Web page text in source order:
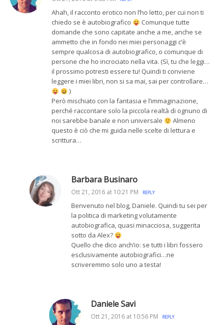
Ahah, il racconto erotico non l’ho letto, per cui non ti
chiedo se è autobiografico
Comunque tutte
domande che sono capitate anche a me, anche se
ammetto che in fondo nei miei personaggi c’è
sempre qualcosa di autobiografico, o comunque di
persone che ho incrociato nella vita. (Sì, tu che leggi…
il prossimo potresti essere tu! Quindi ti conviene
leggere i miei libri, non si sa mai, sai per controllare…
)
Però mischiato con la fantasia e l’immaginazione,
perché raccontare solo la piccola realtà di ognuno di
noi sarebbe banale e non universale
Almeno
questo è ciò che mi guida nelle scelte di lettura e
scrittura…
Barbara Businaro
Ott 21, 2016 at 10:21 PM REPLY
Benvenuto nel blog, Daniele. Quindi tu sei per
la politica di marketing volutamente
autobiografica, quasi minacciosa, suggerita
sotto da Alex?
Quello che dico anch’io: se tutti i libri fossero
esclusivamente autobiografici…ne
scriveremmo solo uno a testa!
Daniele Savi
Ott 21, 2016 at 10:56 PM REPLY